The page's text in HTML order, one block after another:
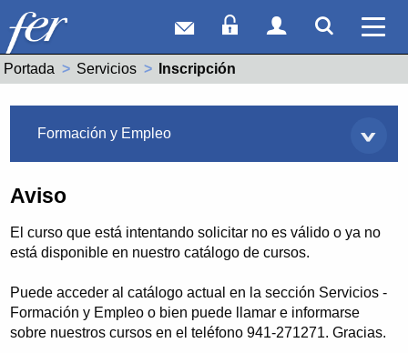
Correo webAcceso Socios
Acceso
Portada Servicios Actual:
Inscripción
Formación y Empleo
Aviso
El curso que está intentando solicitar no es válido o ya no
está disponible en nuestro catálogo de cursos.
Puede acceder al catálogo actual en la sección Servicios -
Formación y Empleo o bien puede llamar e informarse
sobre nuestros cursos en el teléfono 941-271271. Gracias.